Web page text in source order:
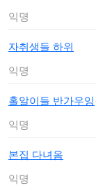
익명
자취생들 하위
익명
홀알이들 반가우잉
익명
본집 다녀옴
익명